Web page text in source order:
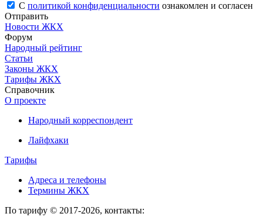
С политикой конфиденциальности ознакомлен и согласен
Отправить
Новости ЖКХ
Форум
Народный рейтинг
Статьи
Законы ЖКХ
Тарифы ЖКХ
Справочник
О проекте
Народный корреспондент
Лайфхаки
Тарифы
Адреса и телефоны
Термины ЖКХ
По тарифу © 2017-2026, контакты: